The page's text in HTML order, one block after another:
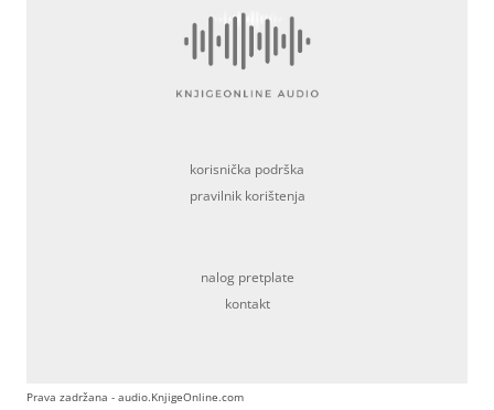
korisnička podrška
pravilnik korištenja
nalog pretplate
kontakt
Prava zadržana - audio.KnjigeOnline.com